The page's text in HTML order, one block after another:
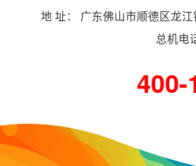
地 址： 广东佛山市顺德区龙
总机电
400-